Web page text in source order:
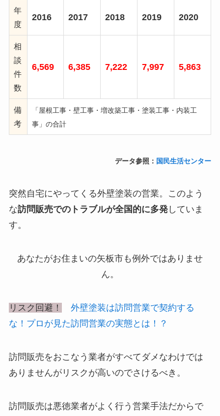
年
度
2016 2017 2018 2019 2020
相
談
件
数
6,569 6,385 7,222 7,997 5,863
備
考
「屋根工事・壁工事・増改築工事・塗装工事・内装工
事」の合計
データ参照： 国民生活センター
突然自宅にやってくる外壁塗装の営業。このよう
な訪問販売でのトラブルが全国的に多発していま
す。
あなたがお住まいの矢板市も例外ではありませ
ん。
リスク回避！
外壁塗装は訪問営業で契約する
な！プロが見た訪問営業の実態とは！？
訪問販売をおこなう業者がすべてダメなわけでは
ありませんがリスクが高いのでさけるべき。
訪問販売は悪徳業者がよく行う営業手法だからで